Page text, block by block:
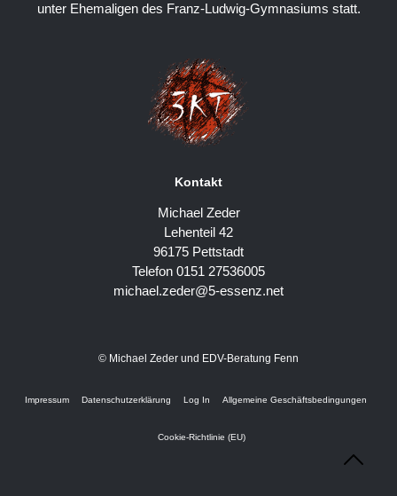
unter Ehemaligen des Franz-Ludwig-Gymnasiums statt.
Kontakt
Michael Zeder
Lehenteil 42
96175 Pettstadt
Telefon 0151 27536005
michael.zeder@5-essenz.net
© Michael Zeder und EDV-Beratung Fenn
Impressum Datenschutzerklärung Log In Allgemeine Geschäftsbedingungen
Cookie-Richtlinie (EU)